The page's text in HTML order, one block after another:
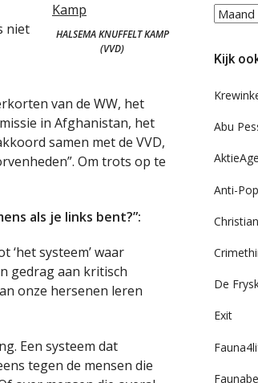
HALSEMA KNUFFELT KAMP
(VVD)
niet
van de WW, het
in Afghanistan, het
samen met de VVD,
Om trots op te
als je links bent?”:
systeem’ waar
gedrag aan kritisch
onze hersenen leren
Een systeem dat
tegen de mensen die
Blader
eens
ons
Kijk
Abu
Anti-
De
Exit